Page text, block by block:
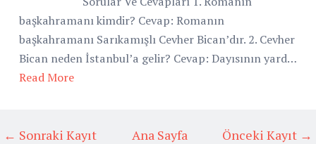
başkahramanı kimdir? Cevap: Romanın
başkahramanı Sarıkamışlı Cevher Bican’dır. 2. Cevher
Bican neden İstanbul’a gelir? Cevap: Dayısının yard…
Read More
← Sonraki Kayıt Önceki Kayıt →
Ana Sayfa